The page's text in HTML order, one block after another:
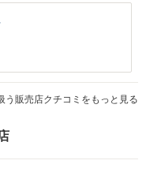
う販売店クチコミをもっと見る